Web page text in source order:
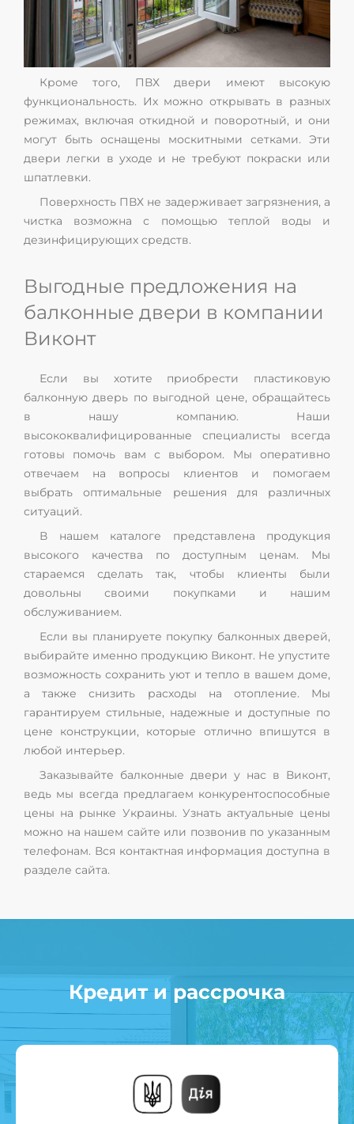
Кроме того, ПВХ двери имеют высокую
функциональность. Их можно открывать в разных
режимах, включая откидной и поворотный, и они
могут быть оснащены москитными сетками. Эти
двери легки в уходе и не требуют покраски или
шпатлевки.
Поверхность ПВХ не задерживает загрязнения, а
чистка возможна с помощью теплой воды и
дезинфицирующих средств.
Выгодные предложения на
балконные двери в компании
Виконт
Если вы хотите приобрести пластиковую
балконную дверь по выгодной цене, обращайтесь
в нашу компанию. Наши
высококвалифицированные специалисты всегда
готовы помочь вам с выбором. Мы оперативно
отвечаем на вопросы клиентов и помогаем
выбрать оптимальные решения для различных
ситуаций.
В нашем каталоге представлена продукция
высокого качества по доступным ценам. Мы
стараемся сделать так, чтобы клиенты были
довольны своими покупками и нашим
обслуживанием.
Если вы планируете покупку балконных дверей,
выбирайте именно продукцию Виконт. Не упустите
возможность сохранить уют и тепло в вашем доме,
а также снизить расходы на отопление. Мы
гарантируем стильные, надежные и доступные по
цене конструкции, которые отлично впишутся в
любой интерьер.
Заказывайте балконные двери у нас в Виконт,
ведь мы всегда предлагаем конкурентоспособные
цены на рынке Украины. Узнать актуальные цены
можно на нашем сайте или позвонив по указанным
телефонам. Вся контактная информация доступна в
разделе сайта.
Кредит и рассрочка